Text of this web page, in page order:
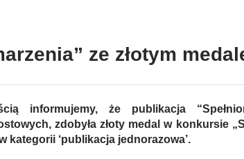
ze złotym
informujemy, że publikacja
zdobyła złoty medal w konkursie
kategorii ‘publikacja jednorazowa’.